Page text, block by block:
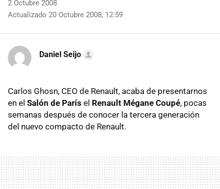
2 Octubre 2008
Actualizado 20 Octubre 2008, 12:59
Daniel Seijo
Carlos Ghosn, CEO de Renault, acaba de presentarnos
en el Salón de París el Renault Mégane Coupé, pocas
semanas después de conocer la tercera generación
del nuevo compacto de Renault.